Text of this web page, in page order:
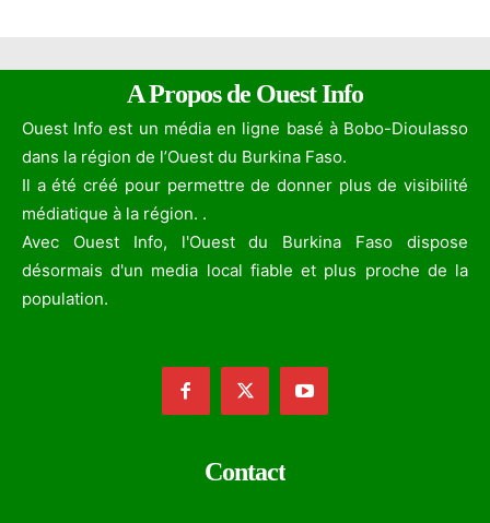
A Propos de Ouest Info
Ouest Info est un média en ligne basé à Bobo-Dioulasso
dans la région de l’Ouest du Burkina Faso.
Il a été créé pour permettre de donner plus de visibilité
médiatique à la région. .
Avec Ouest Info, l'Ouest du Burkina Faso dispose
désormais d'un media local fiable et plus proche de la
population.
Contact